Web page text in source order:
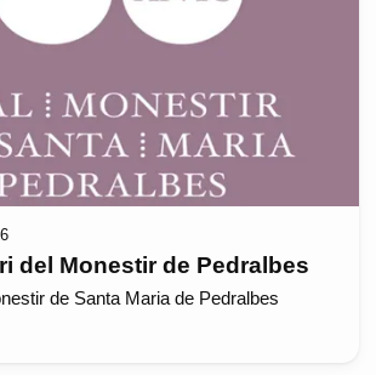
del Monestir de Pedralbes
de Santa Maria de Pedralbes